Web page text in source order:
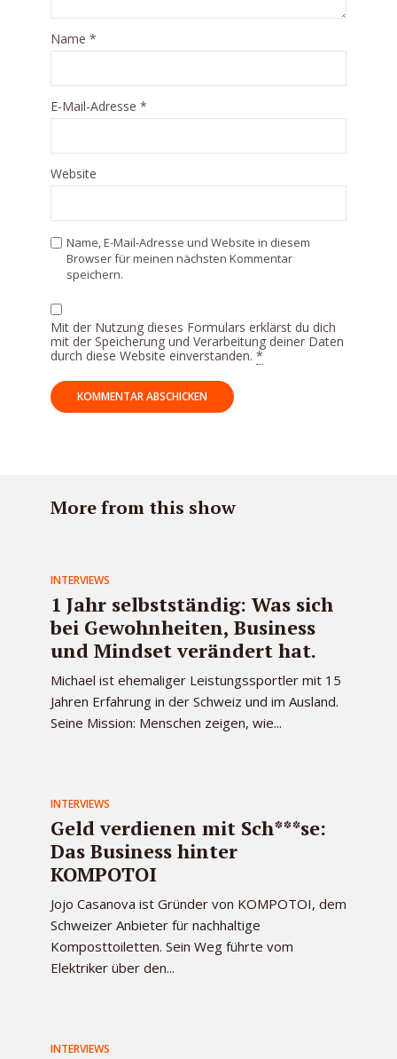
Name *
E-Mail-Adresse *
Website
Name, E-Mail-Adresse und Website in diesem
Browser für meinen nächsten Kommentar
speichern.
Mit der Nutzung dieses Formulars erklärst du dich
mit der Speicherung und Verarbeitung deiner Daten
durch diese Website einverstanden. *
More from this show
INTERVIEWS
1 Jahr selbstständig: Was sich
bei Gewohnheiten, Business
und Mindset verändert hat.
Michael ist ehemaliger Leistungssportler mit 15
Jahren Erfahrung in der Schweiz und im Ausland.
Seine Mission: Menschen zeigen, wie...
INTERVIEWS
Geld verdienen mit Sch***se:
Das Business hinter
KOMPOTOI
Jojo Casanova ist Gründer von KOMPOTOI, dem
Schweizer Anbieter für nachhaltige
Komposttoiletten. Sein Weg führte vom
Elektriker über den...
INTERVIEWS